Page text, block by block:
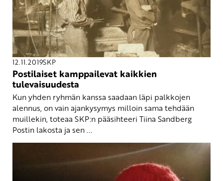
12.11.2019SKP
Postilaiset kamppailevat kaikkien
tulevaisuudesta
Kun yhden ryhmän kanssa saadaan läpi palkkojen
alennus, on vain ajankysymys milloin sama tehdään
muillekin, toteaa SKP:n pääsihteeri Tiina Sandberg
Postin lakosta ja sen ...